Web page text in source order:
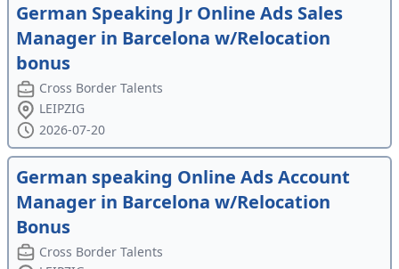
German Speaking Jr Online Ads Sales
Manager in Barcelona w/Relocation
bonus
Cross Border Talents
LEIPZIG
2026-07-20
German speaking Online Ads Account
Manager in Barcelona w/Relocation
Bonus
Cross Border Talents